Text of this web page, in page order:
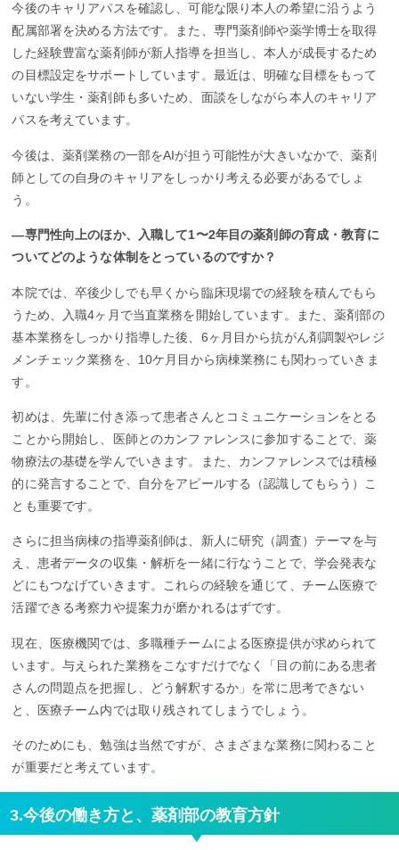
今後のキャリアパスを確認し、可能な限り本人の希望に沿うよう
配属部署を決める方法です。また、専門薬剤師や薬学博士を取得
した経験豊富な薬剤師が新人指導を担当し、本人が成長するため
の目標設定をサポートしています。最近は、明確な目標をもって
いない学生・薬剤師も多いため、面談をしながら本人のキャリア
パスを考えています。
今後は、薬剤業務の一部をAIが担う可能性が大きいなかで、薬剤
師としての自身のキャリアをしっかり考える必要があるでしょ
う。
―専門性向上のほか、入職して1〜2年目の薬剤師の育成・教育に
ついてどのような体制をとっているのですか？
本院では、卒後少しでも早くから臨床現場での経験を積んでもら
うため、入職4ヶ月で当直業務を開始しています。また、薬剤部の
基本業務をしっかり指導した後、6ヶ月目から抗がん剤調製やレジ
メンチェック業務を、10ケ月目から病棟業務にも関わっていきま
す。
初めは、先輩に付き添って患者さんとコミュニケーションをとる
ことから開始し、医師とのカンファレンスに参加することで、薬
物療法の基礎を学んでいきます。また、カンファレンスでは積極
的に発言することで、自分をアピールする（認識してもらう）こ
とも重要です。
さらに担当病棟の指導薬剤師は、新人に研究（調査）テーマを与
え、患者データの収集・解析を一緒に行なうことで、学会発表な
どにもつなげていきます。これらの経験を通じて、チーム医療で
活躍できる考察力や提案力が磨かれるはずです。
現在、医療機関では、多職種チームによる医療提供が求められて
います。与えられた業務をこなすだけでなく「目の前にある患者
さんの問題点を把握し、どう解釈するか」を常に思考できない
と、医療チーム内では取り残されてしまうでしょう。
そのためにも、勉強は当然ですが、さまざまな業務に関わること
が重要だと考えています。
3.今後の働き方と、薬剤部の教育方針